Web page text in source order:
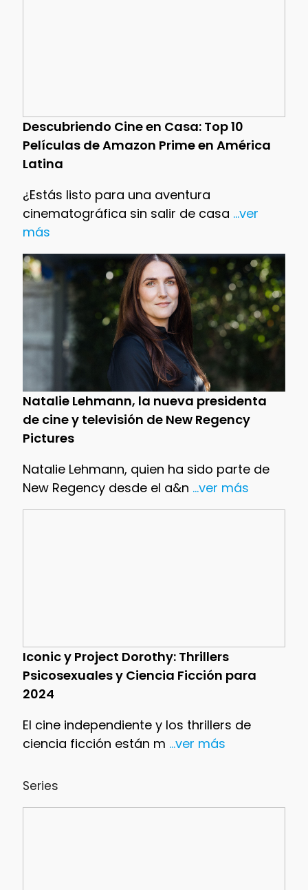
Descubriendo Cine en Casa: Top 10
Películas de Amazon Prime en América
Latina
¿Estás listo para una aventura
cinematográfica sin salir de casa ...ver
más
Natalie Lehmann, la nueva presidenta
de cine y televisión de New Regency
Pictures
Natalie Lehmann, quien ha sido parte de
New Regency desde el a&n ...ver más
Iconic y Project Dorothy: Thrillers
Psicosexuales y Ciencia Ficción para
2024
El cine independiente y los thrillers de
ciencia ficción están m ...ver más
Series